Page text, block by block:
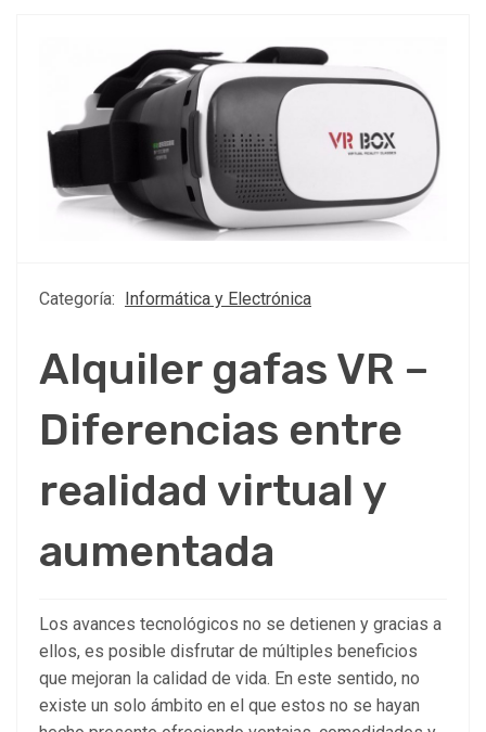
Categoría: Informática y Electrónica
Alquiler gafas VR –
Diferencias entre
realidad virtual y
aumentada
Los avances tecnológicos no se detienen y gracias a
ellos, es posible disfrutar de múltiples beneficios
que mejoran la calidad de vida. En este sentido, no
existe un solo ámbito en el que estos no se hayan